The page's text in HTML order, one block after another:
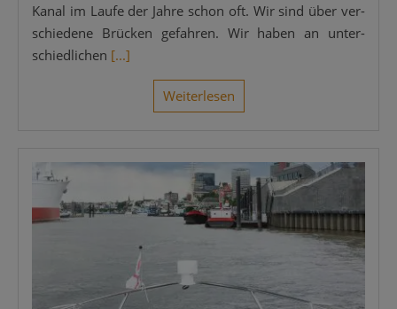
Kanal im Lau­fe der Jah­re schon oft. Wir sind über ver­
schie­de­ne Brü­cken gefah­ren. Wir haben an unter­
schied­li­chen [...]
Wei­ter­le­sen